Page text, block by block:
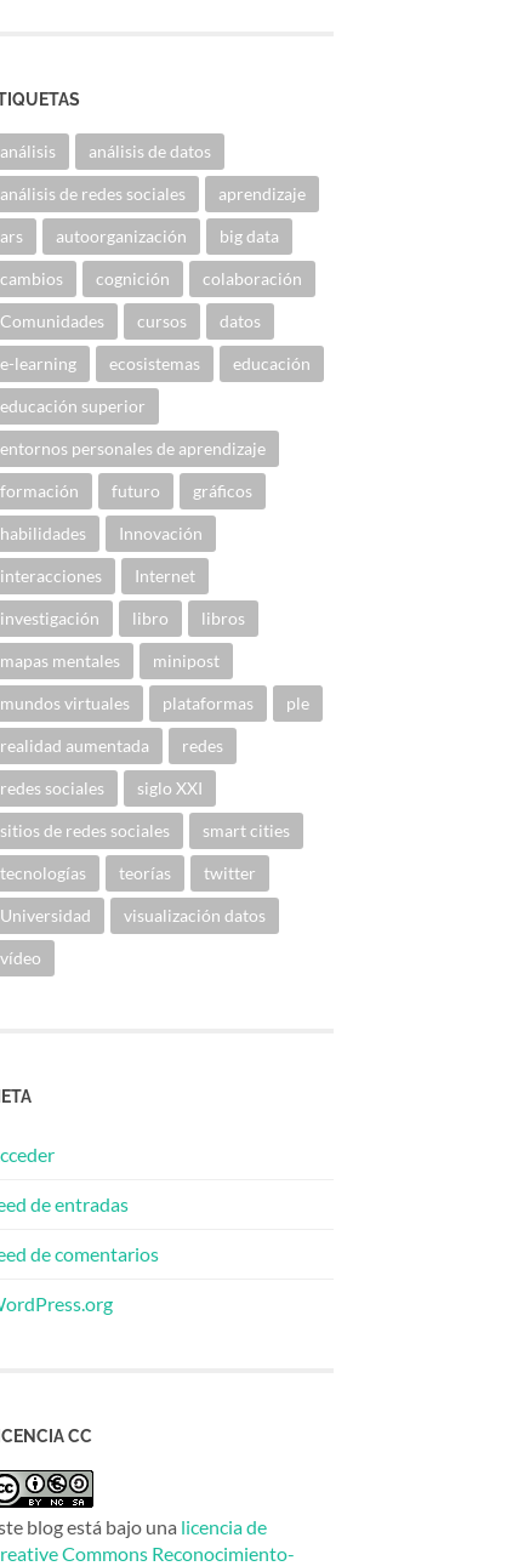
análisis análisis de datos
análisis de redes sociales aprendizaje
ars autoorganización big data
cambios cognición colaboración
Comunidades cursos datos
e-learning ecosistemas educación
educación superior
entornos personales de aprendizaje
formación futuro gráficos
habilidades Innovación
interacciones Internet
investigación libro libros
mapas mentales minipost
mundos virtuales plataformas ple
realidad aumentada redes
redes sociales siglo XXI
sitios de redes sociales smart cities
tecnologías teorías twitter
Universidad visualización datos
vídeo
de entradas
de comentarios
CC
blog está bajo una licencia de
Commons Reconocimiento-